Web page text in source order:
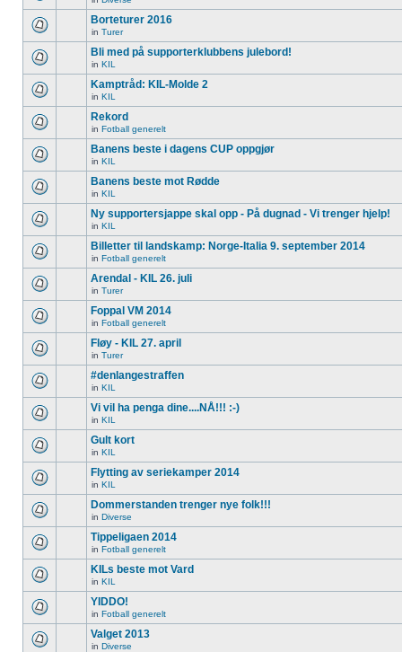
Borteturer 2016
in Turer
Bli med på supporterklubbens julebord!
in KIL
Kamptråd: KIL-Molde 2
in KIL
Rekord
in Fotball generelt
Banens beste i dagens CUP oppgjør
in KIL
Banens beste mot Rødde
in KIL
Ny supportersjappe skal opp - På dugnad - Vi trenger hjelp!
in KIL
Billetter til landskamp: Norge-Italia 9. september 2014
in Fotball generelt
Arendal - KIL 26. juli
in Turer
Foppal VM 2014
in Fotball generelt
Fløy - KIL 27. april
in Turer
#denlangestraffen
in KIL
Vi vil ha penga dine....NÅ!!! :-)
in KIL
Gult kort
in KIL
Flytting av seriekamper 2014
in KIL
Dommerstanden trenger nye folk!!!
in Diverse
Tippeligaen 2014
in Fotball generelt
KILs beste mot Vard
in KIL
YIDDO!
in Fotball generelt
Valget 2013
in Diverse